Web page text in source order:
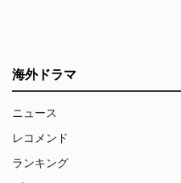
海外ドラマ
ニュース
レコメンド
ランキング